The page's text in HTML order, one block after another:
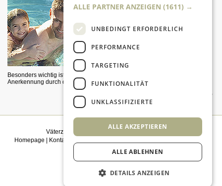
Besonders wichtig ist die
Anerkennung durch den Vater.
Vater-Kind-Teams pobieren
aktuelle Versionen der Spielzeuge,
mit denen wir früher schon
spielten...
Väterzeit weiterempfehlen
Homepage
Kontakt
Einwilligungsmanagement
ALLE PARTNER ANZEIGEN (1611) →
UNBEDINGT ERFORDERLICH
PERFORMANCE
TARGETING
FUNKTIONALITÄT
UNKLASSIFIZIERTE
ALLE AKZEPTIEREN
ALLE ABLEHNEN
DETAILS ANZEIGEN